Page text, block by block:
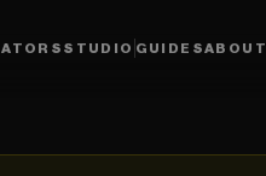
STUDIO GUIDESABOUT